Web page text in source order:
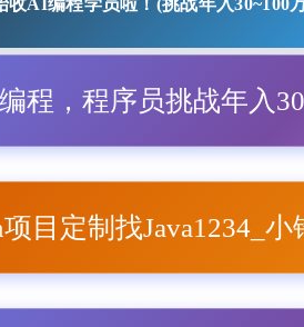
收AI编程学员啦！(挑战年入30~100
程，程序员挑战年入
项目定制找Java1234_